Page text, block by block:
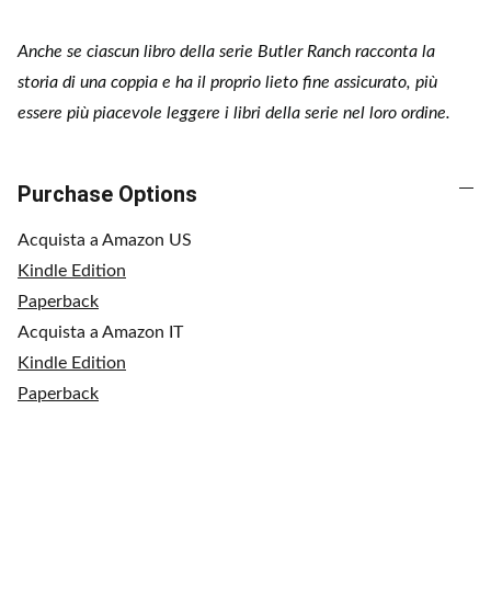
Anche se ciascun libro della serie Butler Ranch racconta la
storia di una coppia e ha il proprio lieto fine assicurato, più
essere più piacevole leggere i libri della serie nel loro ordine.
Purchase Options
Acquista a Amazon US
Kindle Edition
Paperback
Acquista a Amazon IT
Kindle Edition
Paperback